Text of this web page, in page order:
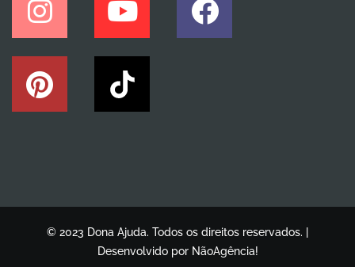
© 2023 Dona Ajuda. Todos os direitos reservados. |
Desenvolvido por NãoAgência!